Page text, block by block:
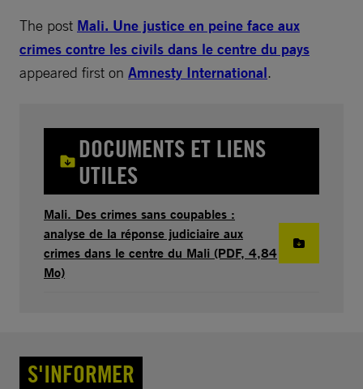
The post Mali. Une justice en peine face aux
crimes contre les civils dans le centre du pays
appeared first on Amnesty International.
DOCUMENTS ET LIENS
UTILES
Mali. Des crimes sans coupables :
analyse de la réponse judiciaire aux
crimes dans le centre du Mali (PDF, 4,84
Mo)
S'INFORMER